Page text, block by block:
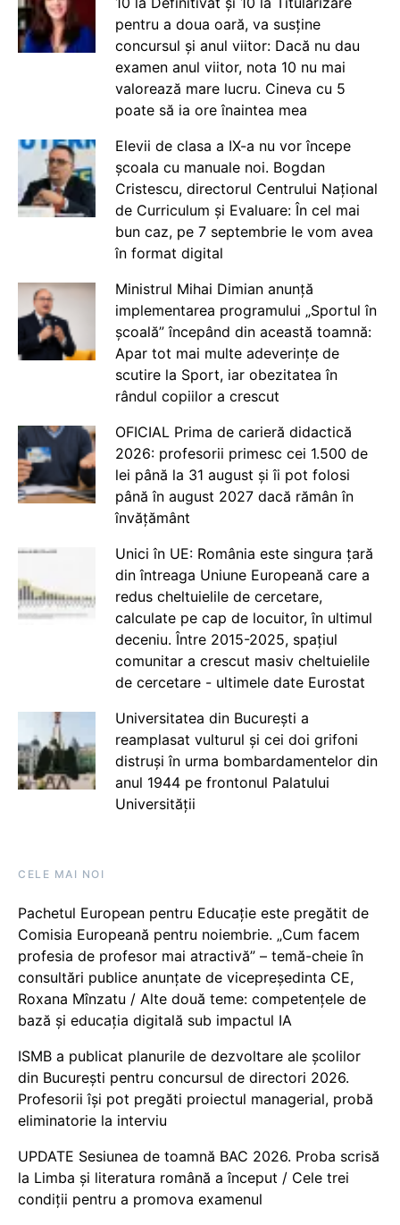
pentru a doua oară, va susține
concursul și anul viitor: Dacă nu dau
examen anul viitor, nota 10 nu mai
valorează mare lucru. Cineva cu 5
poate să ia ore înaintea mea
Elevii de clasa a IX-a nu vor începe
școala cu manuale noi. Bogdan
Cristescu, directorul Centrului Național
de Curriculum și Evaluare: În cel mai
bun caz, pe 7 septembrie le vom avea
în format digital
Ministrul Mihai Dimian anunță
implementarea programului „Sportul în
școală” începând din această toamnă:
Apar tot mai multe adeverințe de
scutire la Sport, iar obezitatea în
rândul copiilor a crescut
OFICIAL Prima de carieră didactică
2026: profesorii primesc cei 1.500 de
lei până la 31 august și îi pot folosi
până în august 2027 dacă rămân în
învățământ
Unici în UE: România este singura țară
din întreaga Uniune Europeană care a
redus cheltuielile de cercetare,
calculate pe cap de locuitor, în ultimul
deceniu. Între 2015-2025, spațiul
comunitar a crescut masiv cheltuielile
de cercetare - ultimele date Eurostat
Universitatea din București a
reamplasat vulturul și cei doi grifoni
distruși în urma bombardamentelor din
anul 1944 pe frontonul Palatului
Universității
CELE MAI NOI
Pachetul European pentru Educație este pregătit de
Comisia Europeană pentru noiembrie. „Cum facem
profesia de profesor mai atractivă” – temă-cheie în
consultări publice anunțate de vicepreședinta CE,
Roxana Mînzatu / Alte două teme: competențele de
bază și educația digitală sub impactul IA
ISMB a publicat planurile de dezvoltare ale școlilor
din București pentru concursul de directori 2026.
Profesorii își pot pregăti proiectul managerial, probă
eliminatorie la interviu
UPDATE Sesiunea de toamnă BAC 2026. Proba scrisă
la Limba și literatura română a început / Cele trei
condiții pentru a promova examenul